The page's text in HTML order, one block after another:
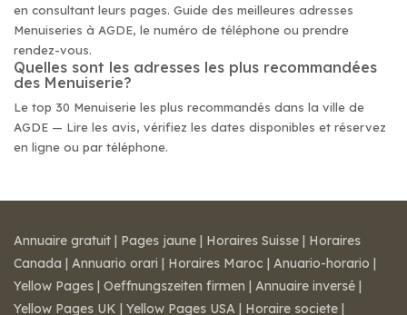
en consultant leurs pages. Guide des meilleures adresses
Menuiseries à AGDE, le numéro de téléphone ou prendre
rendez-vous.
Quelles sont les adresses les plus recommandées
des Menuiserie?
Le top 30 Menuiserie les plus recommandés dans la ville de
AGDE — Lire les avis, vérifiez les dates disponibles et réservez
en ligne ou par téléphone.
Annuaire gratuit | Pages jaune | Horaires Suisse | Horaires
Canada | Annuario orari | Horaires Maroc | Anuario-horario |
Yellow Pages | Oeffnungszeiten firmen | Annuaire inversé |
Yellow Pages UK | Yellow Pages USA | Horaire societe |